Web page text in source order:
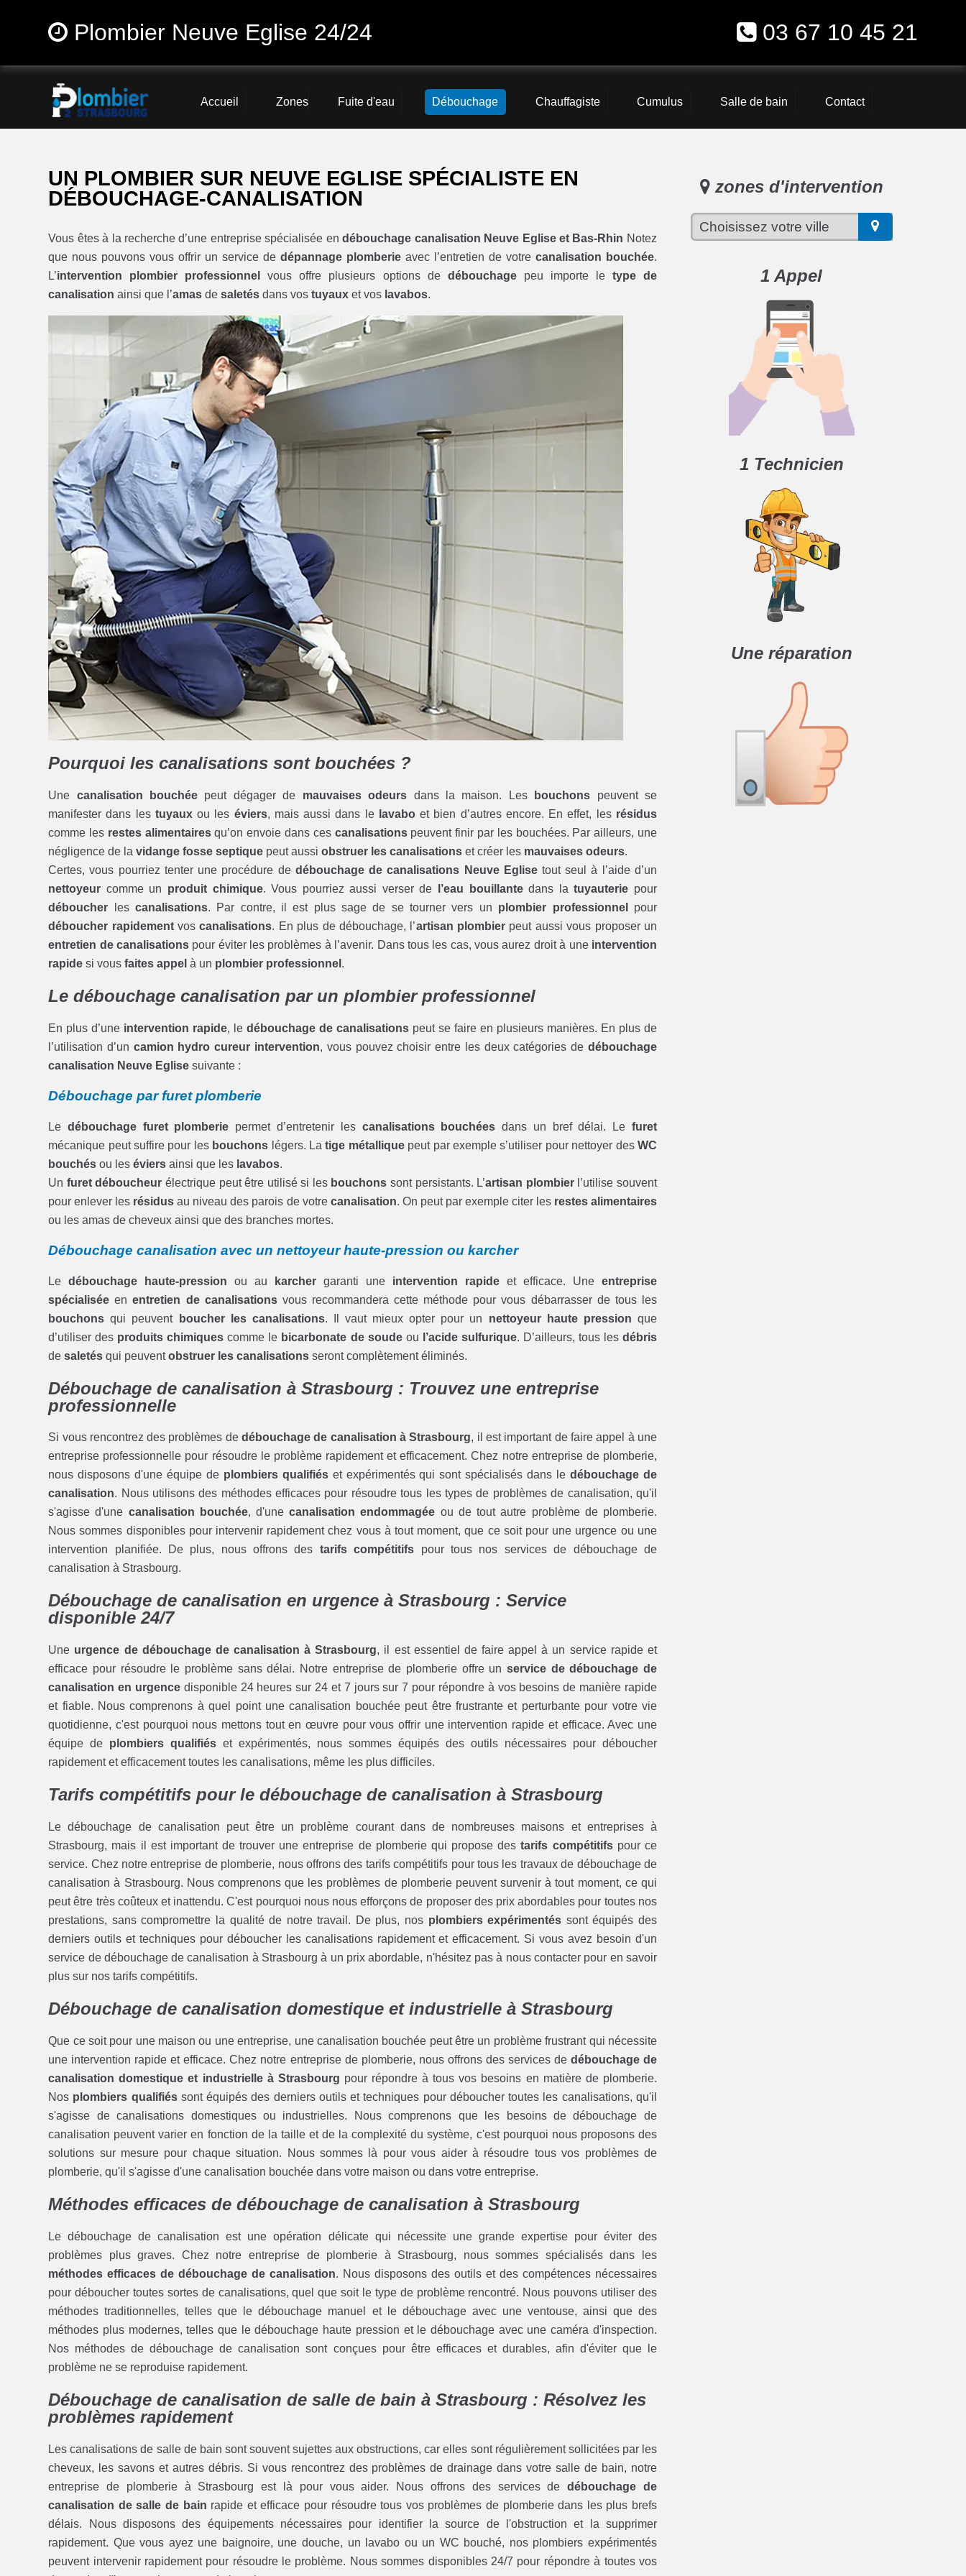
Plombier Neuve Eglise 24/24 03 67 10 45 21
Accueil Zones Fuite d'eau Débouchage Chauffagiste Cumulus Salle de bain Contact
UN PLOMBIER SUR NEUVE EGLISE SPÉCIALISTE EN
DÉBOUCHAGE-CANALISATION
Vous êtes à la recherche d’une entreprise spécialisée endébouchage canalisation Neuve Eglise et Bas-Rhin Notez
que nous pouvons vous offrir un service dedépannage plomberie avec l’entretien de votre canalisation bouchée.
L’intervention plombier professionnel vous offre plusieurs options de débouchagepeu importe le type de
canalisation ainsi que l’amas desaletés dans vostuyaux et vos lavabos.
Pourquoi les canalisations sont bouchées ?
Une canalisation bouchée peut dégager de mauvaises odeurs dans la maison. Les bouchons peuvent se
manifester dans les tuyauxou les éviers, mais aussi dans le lavaboet bien d’autres encore. En effet, les résidus
comme les restes alimentairesqu’on envoie dans ces canalisationspeuvent finir par les bouchées. Par ailleurs, une
négligence de lavidange fosse septique peut aussiobstruer les canalisations et créer les mauvaises odeurs.
Certes, vous pourriez tenter une procédure de débouchage de canalisations Neuve Eglisetout seul à l’aide d’un
nettoyeur comme un produit chimique. Vous pourriez aussi verser de l’eau bouillantedans latuyauterie pour
déboucher les canalisations. Par contre, il est plus sage de se tourner vers un plombier professionnel
pour
déboucher rapidementvoscanalisations. En plus de débouchage, l’artisan plombierpeut aussi vous proposer un
entretien de canalisationspour éviter les problèmes à l’avenir. Dans tous les cas, vous aurez droit à une intervention
rapide si vousfaites appel à un plombier professionnel .
Le débouchage canalisation par un plombier professionnel
En plus d’une intervention rapide, ledébouchage de canalisations peut se faire en plusieurs manières. En plus de
l’utilisation d’un camion hydro cureur intervention, vous pouvez choisir entre les deux catégories de débouchage
canalisation Neuve Eglise suivante :
Débouchage par furet plomberie
Le débouchage furet plomberie permet d’entretenir les canalisations bouchées dans un bref délai. Le furet
mécanique peut suffire pour les bouchons légers. Latige métalliquepeut par exemple s’utiliser pour nettoyer des WC
bouchés ou leséviers ainsi que les lavabos.
Un furet déboucheur électrique peut être utilisé si les bouchons sont persistants. L’artisan plombierl’utilise souvent
pour enlever les résidus au niveau des parois de votre canalisation. On peut par exemple citer les restes alimentaires
ou les amas de cheveux ainsi que des branches mortes.
Débouchage canalisation avec un nettoyeur haute-pression ou karcher
Ledébouchage haute-pression ou au karcher garanti une intervention rapide et efficace. Une entreprise
spécialisée enentretien de canalisationsvous recommandera cette méthode pour vous débarrasser de tous les
bouchons qui peuvent boucher les canalisations. Il vaut mieux opter pour un nettoyeur haute pression que
d’utiliser des produits chimiques comme le bicarbonate de soudeou l’acide sulfurique. D’ailleurs, tous les débris
desaletés qui peuventobstruer les canalisations seront complètement éliminés.
Débouchage de canalisation à Strasbourg : Trouvez une entreprise
professionnelle
Si vous rencontrez des problèmes dedébouchage de canalisation à Strasbourg, il est important de faire appel à une
entreprise professionnelle pour résoudre le problème rapidement et efficacement. Chez notre entreprise de plomberie,
nous disposons d'une équipe de plombiers qualifiéset expérimentés qui sont spécialisés dans ledébouchage de
canalisation. Nous utilisons des méthodes efficaces pour résoudre tous les types de problèmes de canalisation, qu'il
s'agisse d'une canalisation bouchée, d'unecanalisation endommagée ou de tout autre problème de plomberie.
Nous sommes disponibles pour intervenir rapidement chez vous à tout moment, que ce soit pour une urgence ou une
intervention planifiée. De plus, nous offrons des tarifs compétitifs pour tous nos services de débouchage de
canalisation à Strasbourg.
Débouchage de canalisation en urgence à Strasbourg : Service
disponible 24/7
Une urgence de débouchage de canalisation à Strasbourg, il est essentiel de faire appel à un service rapide et
efficace pour résoudre le problème sans délai. Notre entreprise de plomberie offre un service de débouchage de
canalisation en urgencedisponible 24 heures sur 24 et 7 jours sur 7 pour répondre à vos besoins de manière rapide
et fiable. Nous comprenons à quel point une canalisation bouchée peut être frustrante et perturbante pour votre vie
quotidienne, c'est pourquoi nous mettons tout en œuvre pour vous offrir une intervention rapide et efficace. Avec une
équipe de plombiers qualifiés et expérimentés, nous sommes équipés des outils nécessaires pour déboucher
rapidement et efficacement toutes les canalisations, même les plus difficiles.
Tarifs compétitifs pour le débouchage de canalisation à Strasbourg
Le débouchage de canalisation peut être un problème courant dans de nombreuses maisons et entreprises à
Strasbourg, mais il est important de trouver une entreprise de plomberie qui propose destarifs compétitifspour ce
service. Chez notre entreprise de plomberie, nous offrons des tarifs compétitifs pour tous les travaux de débouchage de
canalisation à Strasbourg. Nous comprenons que les problèmes de plomberie peuvent survenir à tout moment, ce qui
peut être très coûteux et inattendu. C'est pourquoi nous nous efforçons de proposer des prix abordables pour toutes nos
prestations, sans compromettre la qualité de notre travail. De plus, nos plombiers expérimentés sont équipés des
derniers outils et techniques pour déboucher les canalisations rapidement et efficacement. Si vous avez besoin d'un
service de débouchage de canalisation à Strasbourg à un prix abordable, n'hésitez pas à nous contacter pour en savoir
plus sur nos tarifs compétitifs.
Débouchage de canalisation domestique et industrielle à Strasbourg
Que ce soit pour une maison ou une entreprise, une canalisation bouchée peut être un problème frustrant qui nécessite
une intervention rapide et efficace. Chez notre entreprise de plomberie, nous offrons des services de débouchage de
canalisation domestique et industrielle à Strasbourg pour répondre à tous vos besoins en matière de plomberie.
Nos plombiers qualifiéssont équipés des derniers outils et techniques pour déboucher toutes les canalisations, qu'il
s'agisse de canalisations domestiques ou industrielles. Nous comprenons que les besoins de débouchage de
canalisation peuvent varier en fonction de la taille et de la complexité du système, c'est pourquoi nous proposons des
solutions sur mesure pour chaque situation. Nous sommes là pour vous aider à résoudre tous vos problèmes de
plomberie, qu'il s'agisse d'une canalisation bouchée dans votre maison ou dans votre entreprise.
Méthodes efficaces de débouchage de canalisation à Strasbourg
Le débouchage de canalisation est une opération délicate qui nécessite une grande expertise pour éviter des
problèmes plus graves. Chez notre entreprise de plomberie à Strasbourg, nous sommes spécialisés dans les
méthodes efficaces de débouchage de canalisation. Nous disposons des outils et des compétences nécessaires
pour déboucher toutes sortes de canalisations, quel que soit le type de problème rencontré. Nous pouvons utiliser des
méthodes traditionnelles, telles que le débouchage manuel et le débouchage avec une ventouse, ainsi que des
méthodes plus modernes, telles que le débouchage haute pression et le débouchage avec une caméra d'inspection.
Nos méthodes de débouchage de canalisation sont conçues pour être efficaces et durables, afin d'éviter que le
problème ne se reproduise rapidement.
Débouchage de canalisation de salle de bain à Strasbourg : Résolvez les
problèmes rapidement
Les canalisations de salle de bain sont souvent sujettes aux obstructions, car elles sont régulièrement sollicitées par les
cheveux, les savons et autres débris. Si vous rencontrez des problèmes de drainage dans votre salle de bain, notre
entreprise de plomberie à Strasbourg est là pour vous aider. Nous offrons des services dedébouchage de
canalisation de salle de bain rapide et efficace pour résoudre tous vos problèmes de plomberie dans les plus brefs
délais. Nous disposons des équipements nécessaires pour identifier la source de l'obstruction et la supprimer
rapidement. Que vous ayez une baignoire, une douche, un lavabo ou un WC bouché, nos plombiers expérimentés
peuvent intervenir rapidement pour résoudre le problème. Nous sommes disponibles 24/7 pour répondre à toutes vos
zones d'intervention
1 Appel
1 Technicien
Une réparation